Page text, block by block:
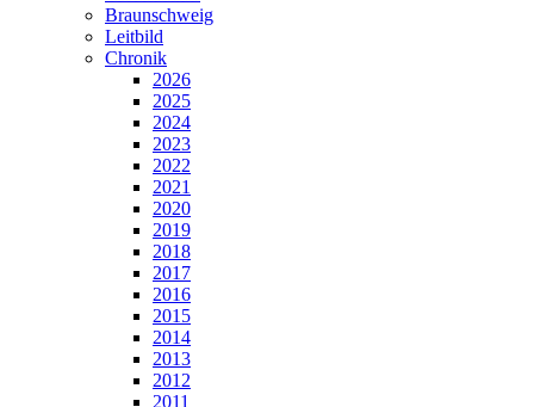
Braunschweig
Leitbild
Chronik
2026
2025
2024
2023
2022
2021
2020
2019
2018
2017
2016
2015
2014
2013
2012
2011